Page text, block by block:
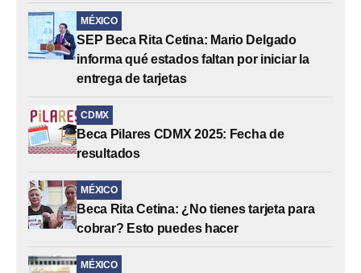
MÉXICO
SEP Beca Rita Cetina: Mario Delgado
informa qué estados faltan por iniciar la
entrega de tarjetas
CDMX
Beca Pilares CDMX 2025: Fecha de
resultados
MÉXICO
Beca Rita Cetina: ¿No tienes tarjeta para
cobrar? Esto puedes hacer
MÉXICO